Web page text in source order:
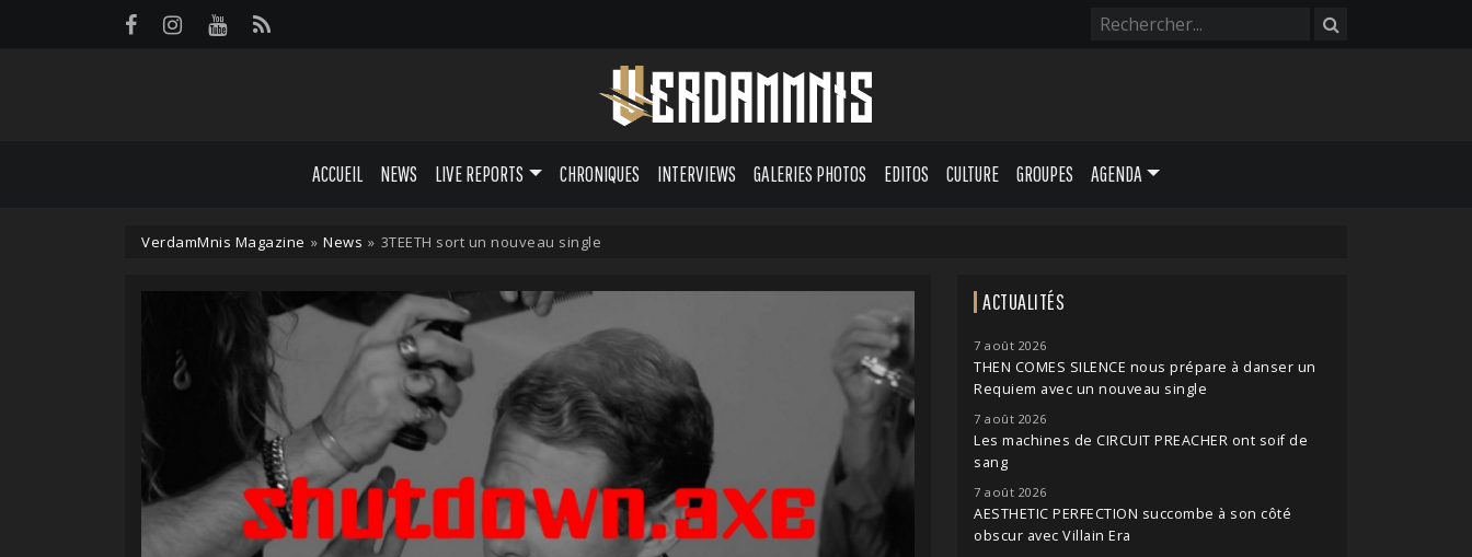
ACCUEIL NEWS LIVE REPORTS CHRONIQUES INTERVIEWS GALERIES PHOTOS EDITOS CULTURE GROUPES AGENDA
VerdamMnis Magazine » News » 3TEETH sort un nouveau single
ACTUALITÉS
7 août 2026
THEN COMES SILENCE nous prépare à danser un
Requiem avec un nouveau single
7 août 2026
Les machines de CIRCUIT PREACHER ont soif de
sang
7 août 2026
AESTHETIC PERFECTION succombe à son côté
obscur avec Villain Era
Panneau de gestion des cookies